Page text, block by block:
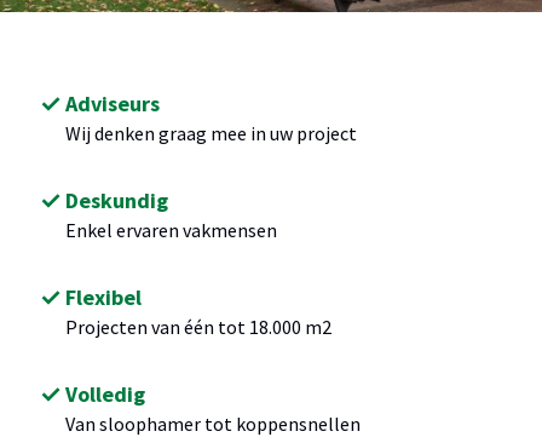
Adviseurs
Wij denken graag mee in uw project
Deskundig
Enkel ervaren vakmensen
Flexibel
Projecten van één tot 18.000 m2
Volledig
Van sloophamer tot koppensnellen